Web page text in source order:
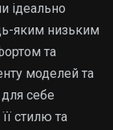
ідеально
яким низьким
та
моделей та
себе
стилю та